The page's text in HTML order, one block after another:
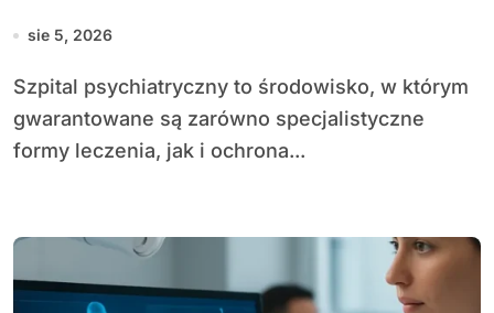
sie 5, 2026
Szpital psychiatryczny to środowisko, w którym
gwarantowane są zarówno specjalistyczne
formy leczenia, jak i ochrona...